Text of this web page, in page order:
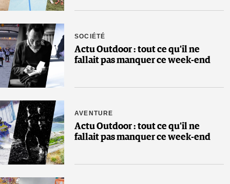
SOCIÉTÉ
Actu Outdoor : tout ce qu’il ne
fallait pas manquer ce week-end
AVENTURE
Actu Outdoor : tout ce qu’il ne
fallait pas manquer ce week-end